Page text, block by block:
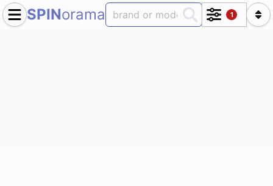
SPINorama 1